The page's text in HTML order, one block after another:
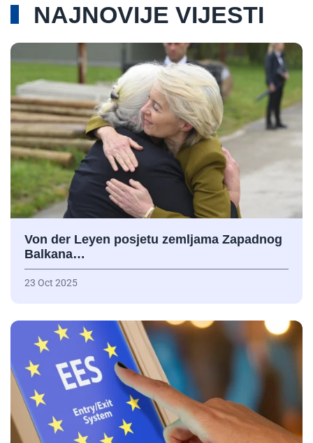
NAJNOVIJE VIJESTI
Von der Leyen posjetu zemljama Zapadnog
Balkana…
23 Oct 2025